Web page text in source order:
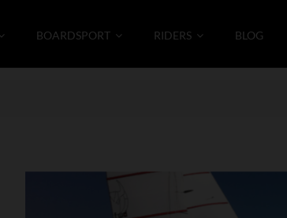
BOARDSPORT RIDERS BLOG